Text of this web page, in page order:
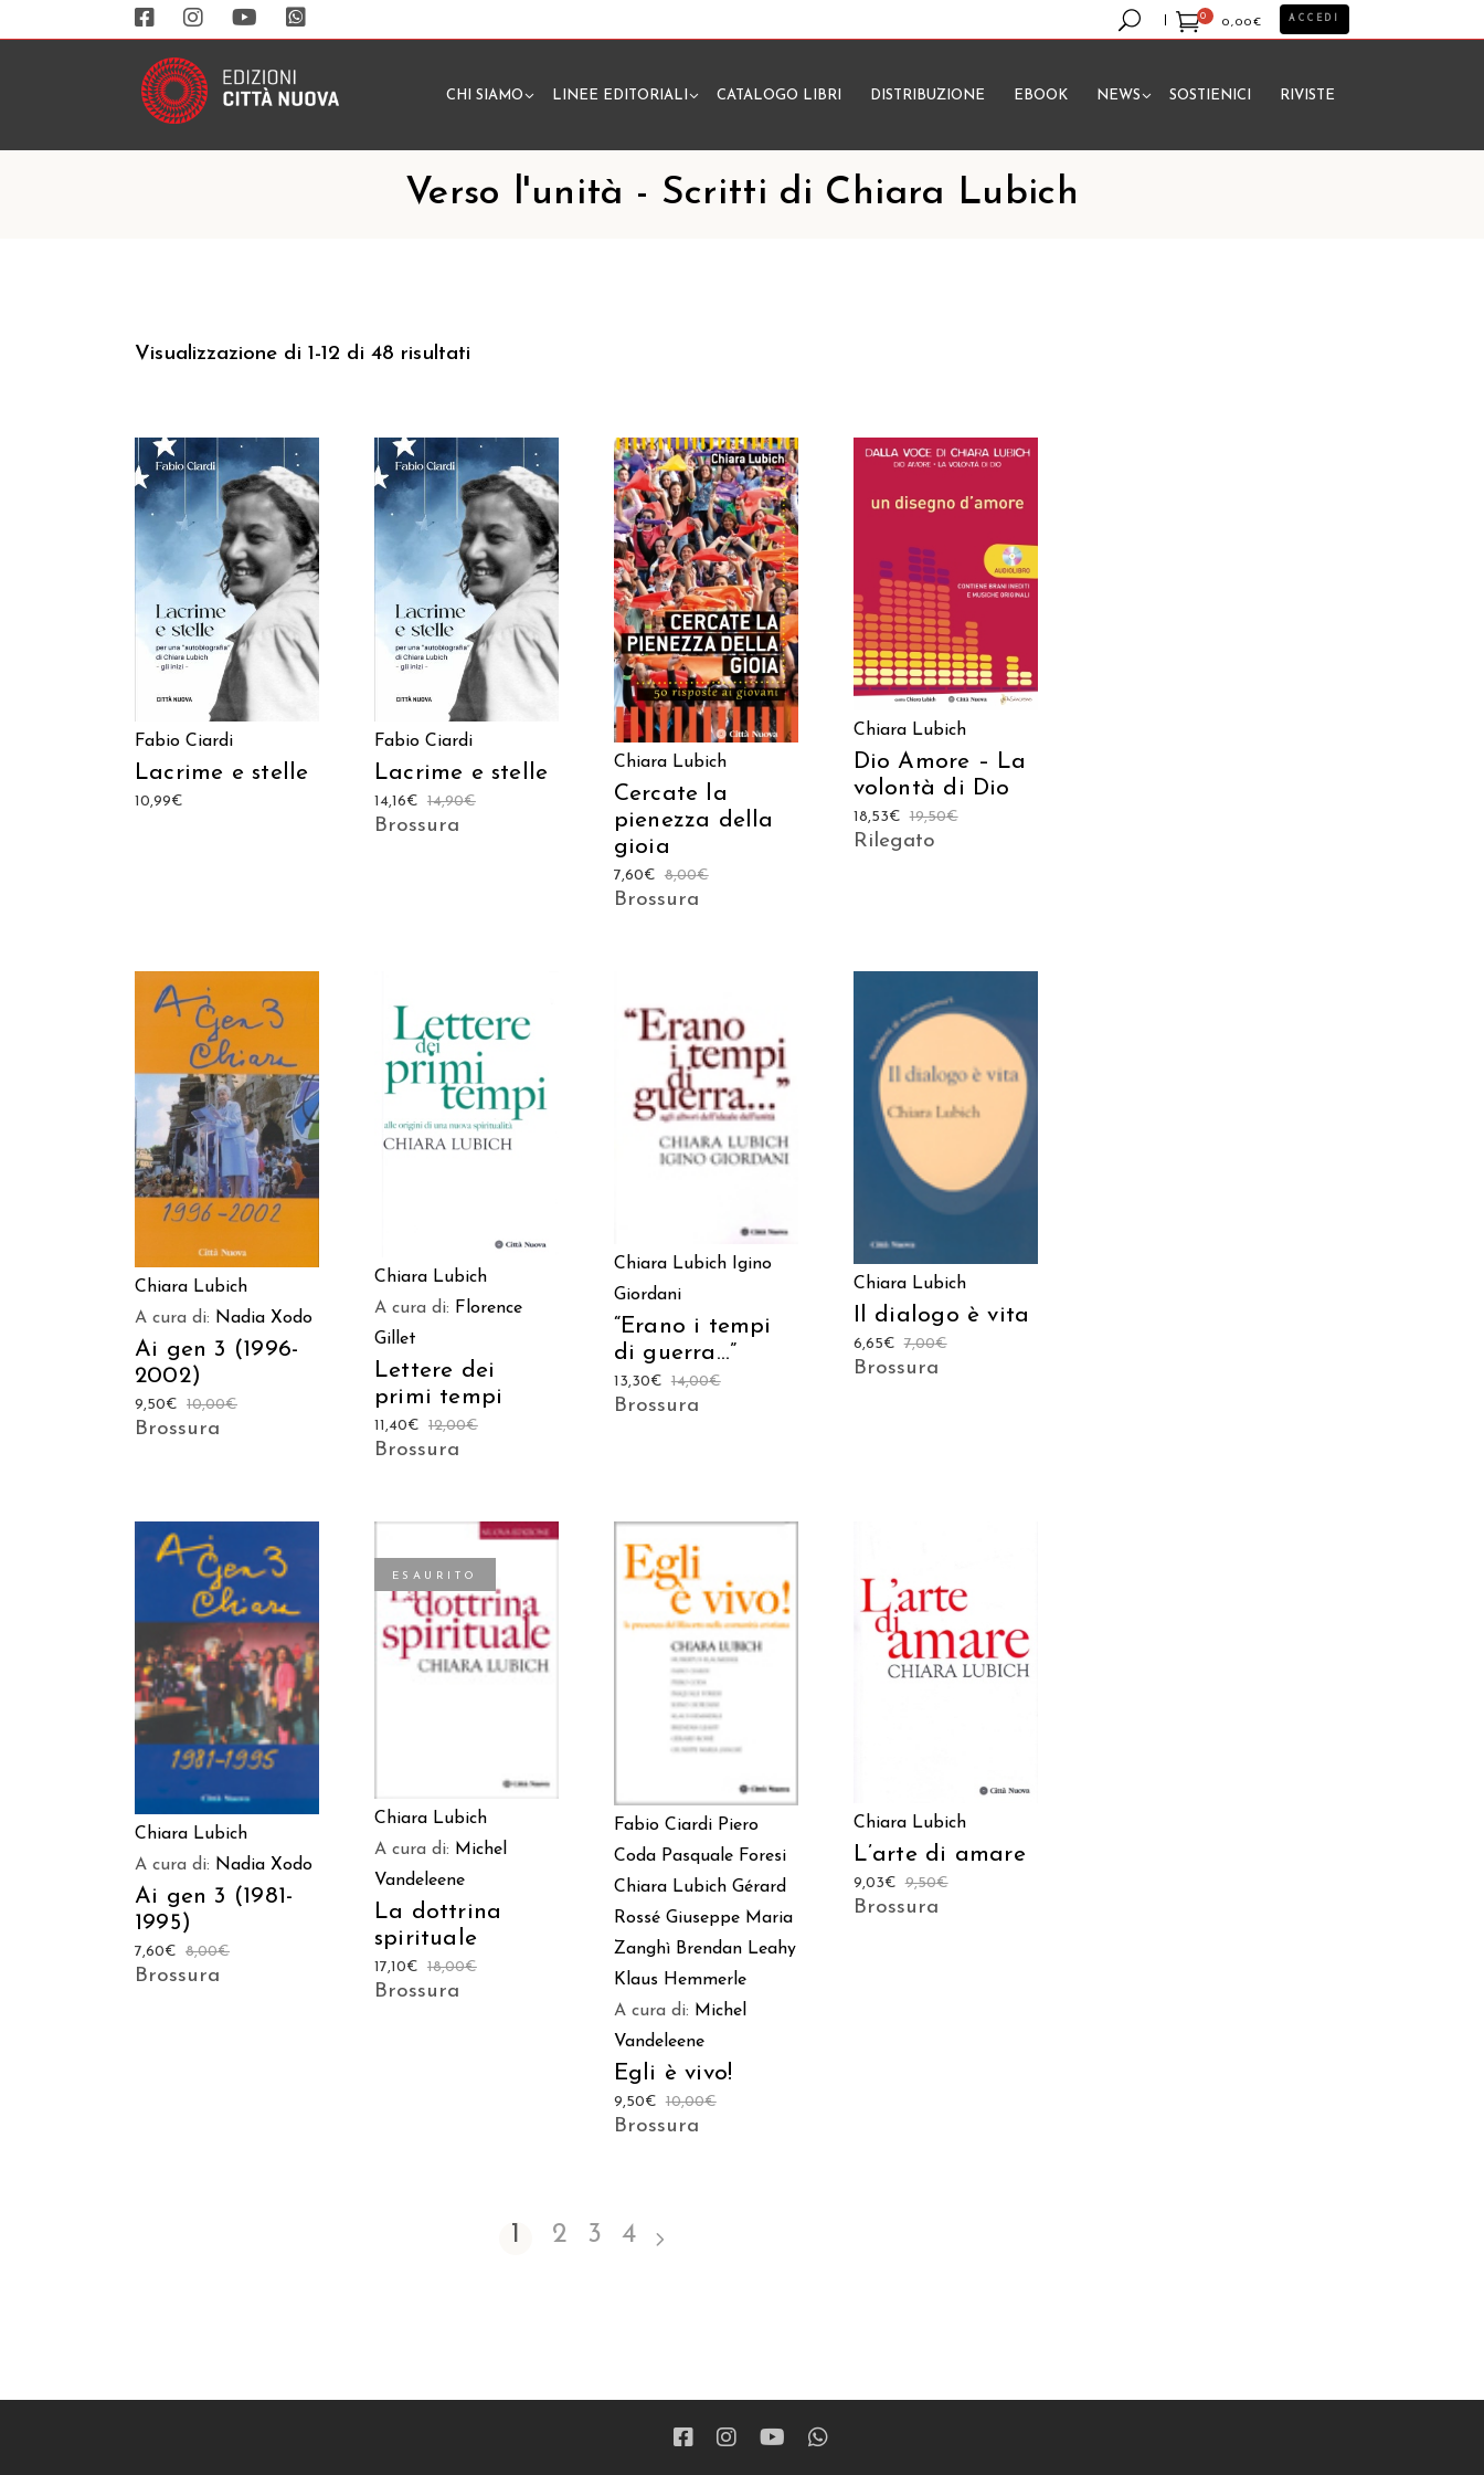
0
0,00€
Nessun prodotto nel carrello.
ACCEDI
CHI SIAMO LINEE EDITORIALI CATALOGO LIBRI DISTRIBUZIONE EBOOK NEWS SOSTIENICI RIVISTE
Verso l'unità - Scritti di Chiara Lubich
Visualizzazione di 1-12 di 48 risultati
AGGIUNGI AL CARRELLO
Fabio Ciardi
Lacrime e stelle
10,99€
AGGIUNGI AL CARRELLO
Fabio Ciardi
Lacrime e stelle
14,90€
14,16€
Brossura
AGGIUNGI AL CARRELLO
Chiara Lubich
Cercate la
pienezza della
gioia
8,00€
7,60€
Brossura
AGGIUNGI AL CARRELLO
Chiara Lubich
Dio Amore – La
volontà di Dio
19,50€
18,53€
Rilegato
AGGIUNGI AL CARRELLO
Chiara Lubich
A cura di: Nadia Xodo
Ai gen 3 (1996-
2002)
10,00€
9,50€
Brossura
AGGIUNGI AL CARRELLO
Chiara Lubich
A cura di: Florence
Gillet
Lettere dei
primi tempi
12,00€
11,40€
Brossura
AGGIUNGI AL CARRELLO
Chiara Lubich Igino
Giordani
“Erano i tempi
di guerra…”
14,00€
13,30€
Brossura
AGGIUNGI AL CARRELLO
Chiara Lubich
Il dialogo è vita
7,00€
6,65€
Brossura
AGGIUNGI AL CARRELLO
Chiara Lubich
A cura di: Nadia Xodo
Ai gen 3 (1981-
1995)
8,00€
7,60€
Brossura
ESAURITO
LEGGI TUTTO
Chiara Lubich
A cura di: Michel
Vandeleene
La dottrina
spirituale
18,00€
17,10€
Brossura
AGGIUNGI AL CARRELLO
Fabio Ciardi Piero
Coda Pasquale Foresi
Chiara Lubich Gérard
Rossé Giuseppe Maria
Zanghì Brendan Leahy
Klaus Hemmerle
A cura di: Michel
Vandeleene
Egli è vivo!
10,00€
9,50€
Brossura
AGGIUNGI AL CARRELLO
Chiara Lubich
L’arte di amare
9,50€
9,03€
Brossura
1 2 3 4